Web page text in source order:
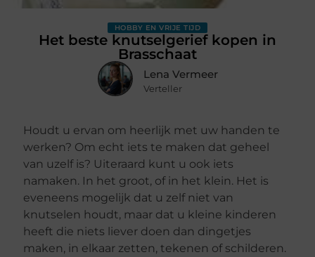
HOBBY EN VRIJE TIJD
Het beste knutselgerief kopen in
Brasschaat
Lena Vermeer
Verteller
Houdt u ervan om heerlijk met uw handen te
werken? Om echt iets te maken dat geheel
van uzelf is? Uiteraard kunt u ook iets
namaken. In het groot, of in het klein. Het is
eveneens mogelijk dat u zelf niet van
knutselen houdt, maar dat u kleine kinderen
heeft die niets liever doen dan dingetjes
maken, in elkaar zetten, tekenen of schilderen.